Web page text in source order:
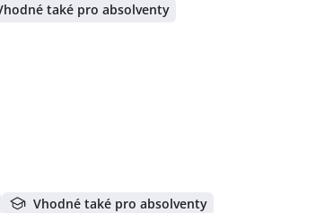
také pro absolventy
Vhodné také pro absolventy